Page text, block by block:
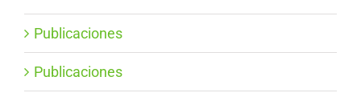
Publicaciones
Publicaciones